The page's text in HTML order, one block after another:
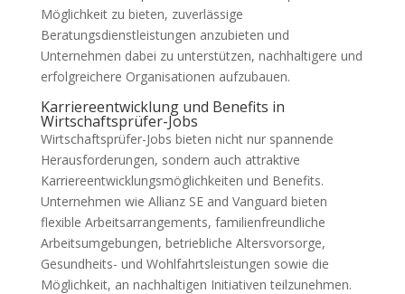
Möglichkeit zu bieten, zuverlässige
Beratungsdienstleistungen anzubieten und
Unternehmen dabei zu unterstützen, nachhaltigere und
erfolgreichere Organisationen aufzubauen.
Karriereentwicklung und Benefits in
Wirtschaftsprüfer-Jobs
Wirtschaftsprüfer-Jobs bieten nicht nur spannende
Herausforderungen, sondern auch attraktive
Karriereentwicklungsmöglichkeiten und Benefits.
Unternehmen wie Allianz SE and Vanguard bieten
flexible Arbeitsarrangements, familienfreundliche
Arbeitsumgebungen, betriebliche Altersvorsorge,
Gesundheits- und Wohlfahrtsleistungen sowie die
Möglichkeit, an nachhaltigen Initiativen teilzunehmen.